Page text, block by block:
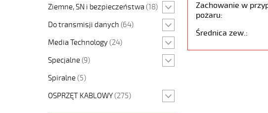
Ziemne, SN i bezpieczeństwa (18)
Do transmisji danych (64)
Media Technology (24)
Specjalne (9)
Spiralne (5)
OSPRZĘT KABLOWY (275)
Zachowanie w
pożaru:
Średnica zew.: